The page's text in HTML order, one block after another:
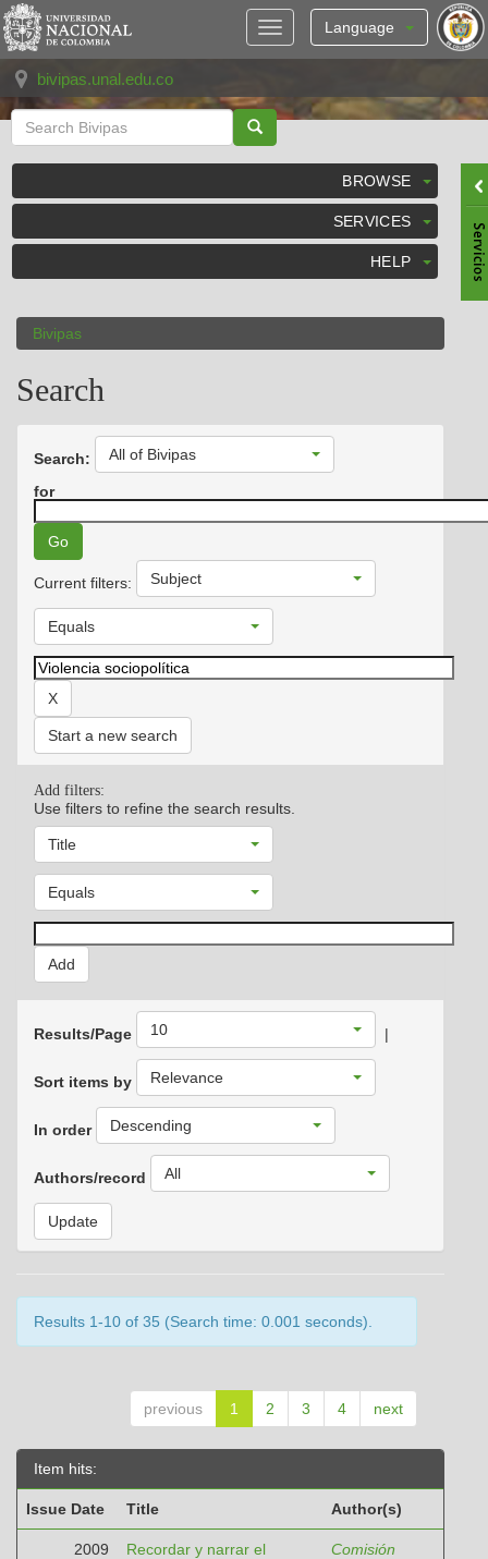
Skip
navigation
Language
bivipas.unal.edu.co
BROWSE
SERVICES
HELP
Bivipas
Search
Search: All of Bivipas
for
Current filters: Subject
Equals
Start a new search
Add filters:
Use filters to refine the search results.
Title
Equals
Results/Page 10 |
Sort items by Relevance
In order Descending
Authors/record All
Results 1-10 of 35 (Search time: 0.001 seconds).
previous 1 2 3 4 next
Item hits:
Issue Date Title Author(s)
2009
Recordar y narrar el
Comisión